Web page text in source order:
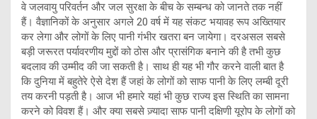
वे जलवायु परिवर्तन और जल सुरक्षा के बीच के सम्बन्ध को जानते तक नहीं
हैं। वैज्ञानिकों के अनुसार अगले 20 वर्ष में यह संकट भयावह रूप अख्तियार
कर लेगा और लोगों के लिए पानी गंभीर खतरा बन जायेगा। दरअसल सबसे
बड़ी जरूरत पर्यावरणीय मुद्दों को ठोस और प्रासंगिक बनाने की है तभी कुछ
बदलाव की उम्मीद की जा सकती है। साथ ही यह भी गौर करने वाली बात है
कि दुनिया में बहुतेरे ऐसे देश हैं जहां के लोगों को साफ पानी के लिए लम्बी दूरी
तय करनी पड़ती है। आज भी हमारे यहां भी कुछ राज्य इस स्थिति का सामना
करने को विवश हैं। और क्या सबसे ज़्यादा साफ पानी दक्षिणी यूरोप के लोगों को